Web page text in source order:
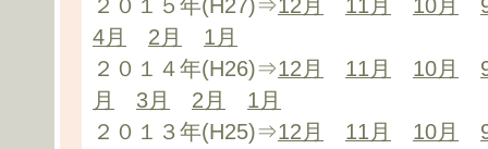
２０１５年(H27)⇒12月 11月 10月
4月
2月
1月
２０１４年(H26)⇒12月 11月 10月
月
3月 2月
1月
２０１３年(H25)⇒12月 11月 10月